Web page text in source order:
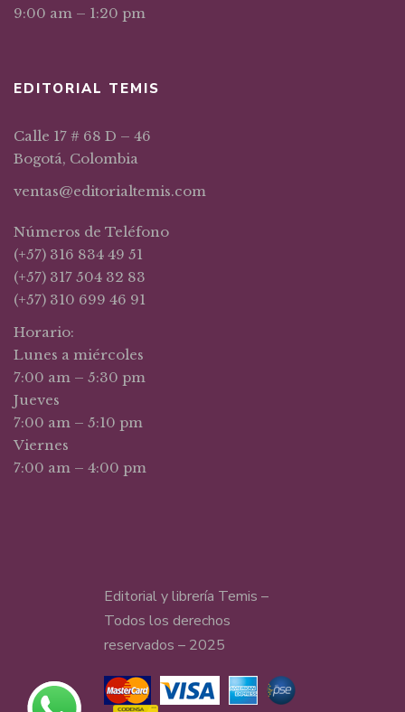
9:00 am – 1:20 pm
EDITORIAL TEMIS
Calle 17 # 68 D – 46
Bogotá, Colombia
ventas@editorialtemis.com
Números de Teléfono
(+57) 316 834 49 51
(+57) 317 504 32 83
(+57) 310 699 46 91
Horario:
Lunes a miércoles
7:00 am – 5:30 pm
Jueves
7:00 am – 5:10 pm
Viernes
7:00 am – 4:00 pm
Editorial y librería Temis –
Todos los derechos
reservados – 2025